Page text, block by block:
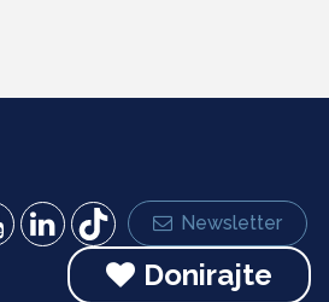
Newsletter
Donirajte